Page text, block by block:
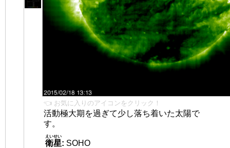
👈 お気に入りのアイコンをクリック！
活動極大期を過ぎて少し落ち着いた太陽で
す。
衛星
えいせい
: SOHO